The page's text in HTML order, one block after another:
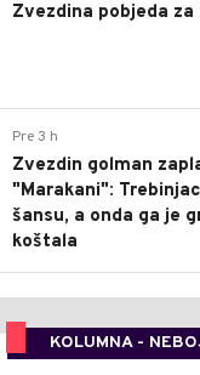
Zvezdina pobjeda
Pre 3 h
Zvezdin golman
"Marakani":
šansu, a onda ga je
koštala
KOLUMNA -